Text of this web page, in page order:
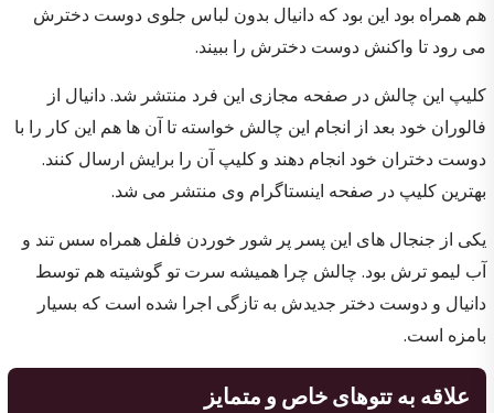
هم همراه بود این بود که دانیال بدون لباس جلوی دوست دخترش
می رود تا واکنش دوست دخترش را ببیند.
کلیپ این چالش در صفحه مجازی این فرد منتشر شد. دانیال از
فالوران خود بعد از انجام این چالش خواسته تا آن ها هم این کار را با
دوست دختران خود انجام دهند و کلیپ آن را برایش ارسال کنند.
بهترین کلیپ در صفحه اینستاگرام وی منتشر می شد.
یکی از جنجال های این پسر پر شور خوردن فلفل همراه سس تند و
آب لیمو ترش بود. چالش چرا همیشه سرت تو گوشیته هم توسط
دانیال و دوست دختر جدیدش به تازگی اجرا شده است که بسیار
بامزه است.
علاقه به تتوهای خاص و متمایز